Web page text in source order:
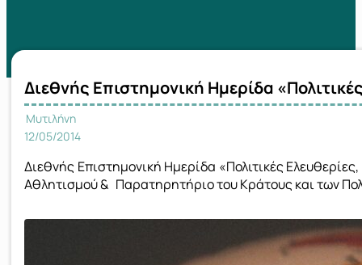
Διεθνής Επιστημονική Ημερίδα
Μυτιλήνη
12/05/2014
Διεθνής Επιστημονική Ημερίδα «Πολιτικές
Αθλητισμού & Παρατηρητήριο του Κράτους και των